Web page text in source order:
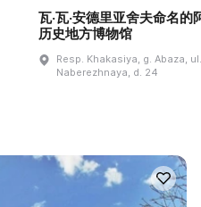
瓦·瓦·安德里亚舍夫命名的
历史地方博物馆
Resp. Khakasiya, g. Abaza, ul.
Naberezhnaya, d. 24